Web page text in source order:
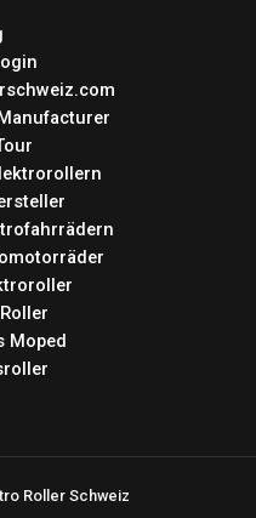
Moped
Roller Schweiz